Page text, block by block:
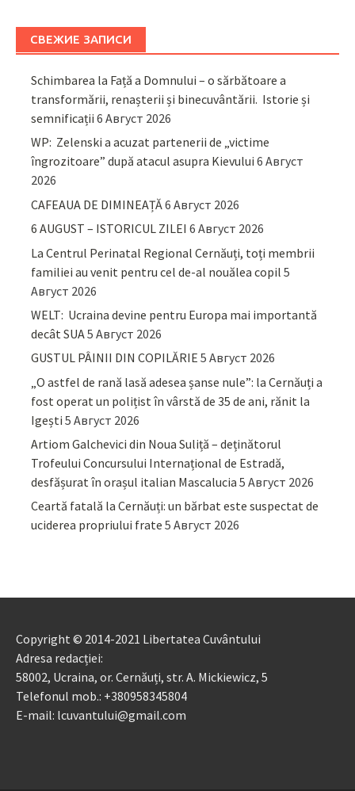
СВЕЖИЕ ЗАПИСИ
Schimbarea la Față a Domnului – o sărbătoare a
transformării, renașterii și binecuvântării. Istorie și
semnificații 6 Август 2026
WP: Zelenski a acuzat partenerii de „victime
îngrozitoare” după atacul asupra Kievului 6 Август
2026
CAFEAUA DE DIMINEAȚĂ6 Август 2026
6 AUGUST – ISTORICUL ZILEI 6 Август 2026
La Centrul Perinatal Regional Cernăuți, toți membrii
familiei au venit pentru cel de-al nouălea copil 5
Август 2026
WELT: Ucraina devine pentru Europa mai importantă
decât SUA5 Август 2026
GUSTUL PÂINII DIN COPILĂRIE 5 Август 2026
„O astfel de rană lasă adesea șanse nule”: la Cernăuți a
fost operat un polițist în vârstă de 35 de ani, rănit la
Igești 5 Август 2026
Artiom Galchevici din Noua Suliță – deținătorul
Trofeului Concursului Internațional de Estradă,
desfășurat în orașul italian Mascalucia 5 Август 2026
Ceartă fatală la Cernăuți: un bărbat este suspectat de
uciderea propriului frate 5 Август 2026
Copyright © 2014-2021 Libertatea Cuvântului
Adresa redacției:
58002, Ucraina, or. Cernăuți, str. A. Mickiewicz, 5
Telefonul mob.: +380958345804
E-mail: lcuvantului@gmail.com